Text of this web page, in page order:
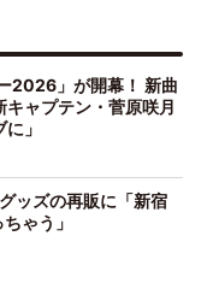
2026」が開幕！ 新曲
キャプテン・菅原咲月
」
ッズの再販に「新宿
ゃう」